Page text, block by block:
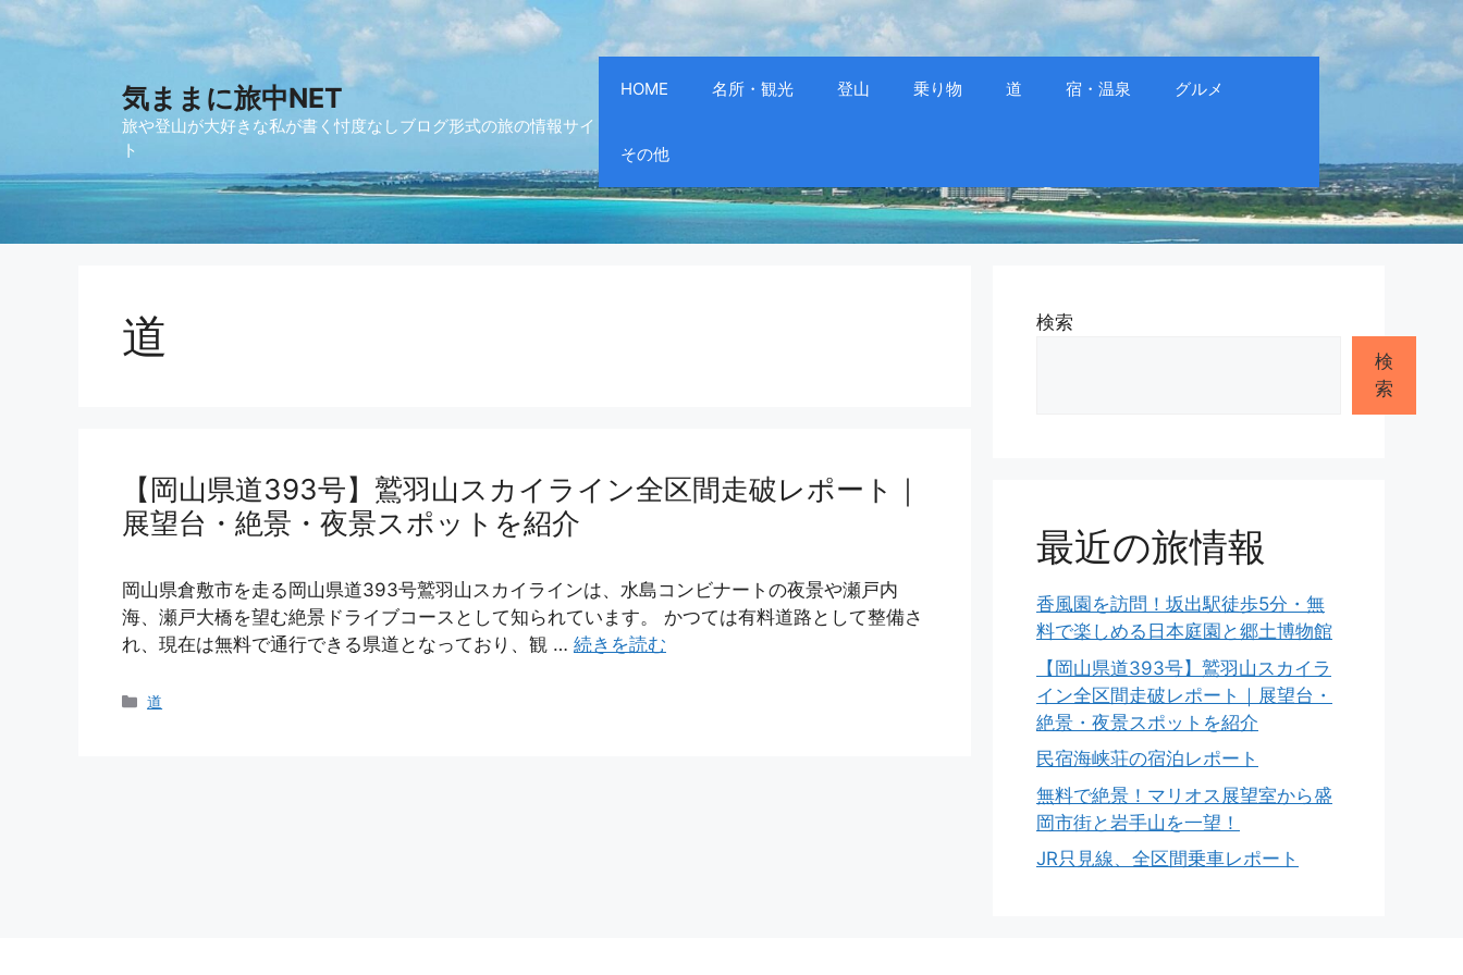
コ
ン
ス
気ままに旅中NET
旅や登山が大好きな私が書く忖度なしブログ形式の旅の情報サイ
ト
HOME 名所・観光 登山 乗り物 道 宿・温泉 グルメ
その他
道
【岡山県道393号】鷲羽山スカイライン全区間走破レポート｜
展望台・絶景・夜景スポットを紹介
岡山県倉敷市を走る岡山県道393号鷲羽山スカイラインは、水島コンビナートの夜景や瀬戸内
海、瀬戸大橋を望む絶景ドライブコースとして知られています。 かつては有料道路として整備さ
れ、現在は無料で通行できる県道となっており、観 … 続きを読む
カ
道
検索
検
索
最近の旅情報
香風園を訪問！坂出駅徒歩5分・無
料で楽しめる日本庭園と郷土博物館
【岡山県道393号】鷲羽山スカイラ
イン全区間走破レポート｜展望台・
絶景・夜景スポットを紹介
民宿海峡荘の宿泊レポート
無料で絶景！マリオス展望室から盛
岡市街と岩手山を一望！
JR只見線、全区間乗車レポート